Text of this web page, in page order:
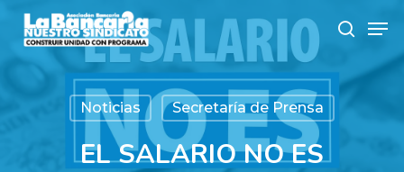
main
content
search
Noticias Secretaría de Prensa
EL SALARIO NO ES